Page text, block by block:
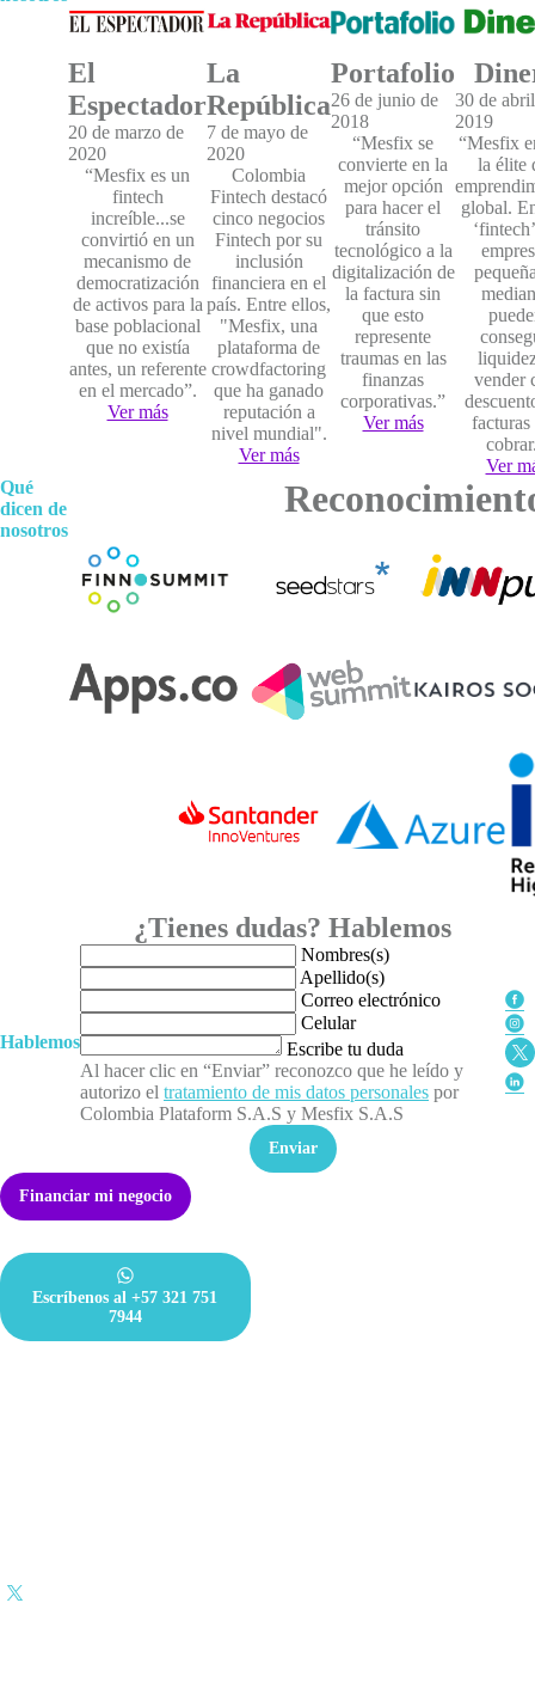
El
Espectador
20 de marzo de
2020
“Mesfix es un
fintech
increíble...se
convirtió en un
mecanismo de
democratización
de activos para la
base poblacional
que no existía
antes, un referente
en el mercado”.
Ver más
La
República
7 de mayo de
2020
Colombia
Fintech destacó
cinco negocios
Fintech por su
inclusión
financiera en el
país. Entre ellos,
"Mesfix, una
plataforma de
crowdfactoring
que ha ganado
reputación a
nivel mundial".
Ver más
Portafolio
26 de junio de
2018
“Mesfix se
convierte en la
mejor opción
para hacer el
tránsito
tecnológico a la
digitalización de
la factura sin
que esto
represente
traumas en las
finanzas
corporativas.”
Ver más
30 de
2019
“Mesfix
la élite
global.
vender
facturas
Ver
Qué
dicen de
nosotros
Hablemos
¿Tienes dudas? Hablemos
Nombres(s)
Apellido(s)
Correo electrónico
Celular
Escribe tu duda
Al hacer clic en “Enviar” reconozco que he leído y
autorizo el tratamiento de mis datos personales por
Colombia Plataform S.A.S y Mesfix S.A.S
Enviar
Financiar mi negocio
Escríbenos al +57 321 751
7944
FAQ